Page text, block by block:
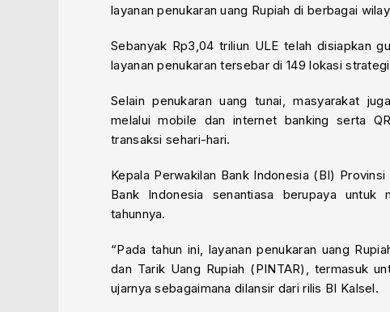
layanan penukaran uang Rupiah di berbagai
Sebanyak Rp3,04 triliun ULE telah disiapkan
layanan penukaran tersebar di 149 lokasi
Selain penukaran uang tunai, masyarakat
melalui mobile dan internet banking serta
transaksi sehari-hari.
Kepala Perwakilan Bank Indonesia (BI)
Bank Indonesia senantiasa berupaya untuk
tahunnya.
“Pada tahun ini, layanan penukaran uang
dan Tarik Uang Rupiah (PINTAR), termasuk
ujarnya sebagaimana dilansir dari rilis BI Kalsel.